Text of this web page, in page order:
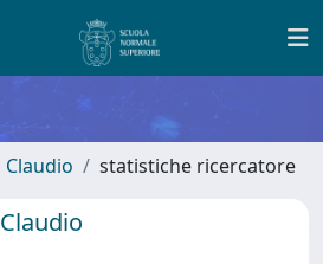
Claudio statistiche ricercatore